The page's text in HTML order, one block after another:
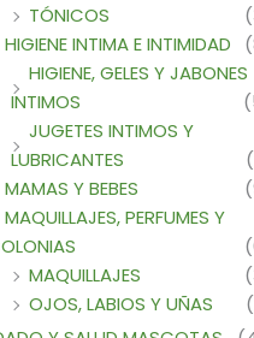
TÓNICOS
HIGIENE INTIMA E INTIMIDAD
HIGIENE, GELES Y JABONES
INTIMOS
JUGETES INTIMOS Y
LUBRICANTES
MAMAS Y BEBES
MAQUILLAJES, PERFUMES Y
MAQUILLAJES
OJOS, LABIOS Y UÑAS